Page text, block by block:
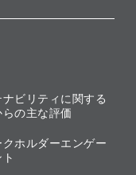
ビリティに関する
の主な評価
クホルダーエンゲー